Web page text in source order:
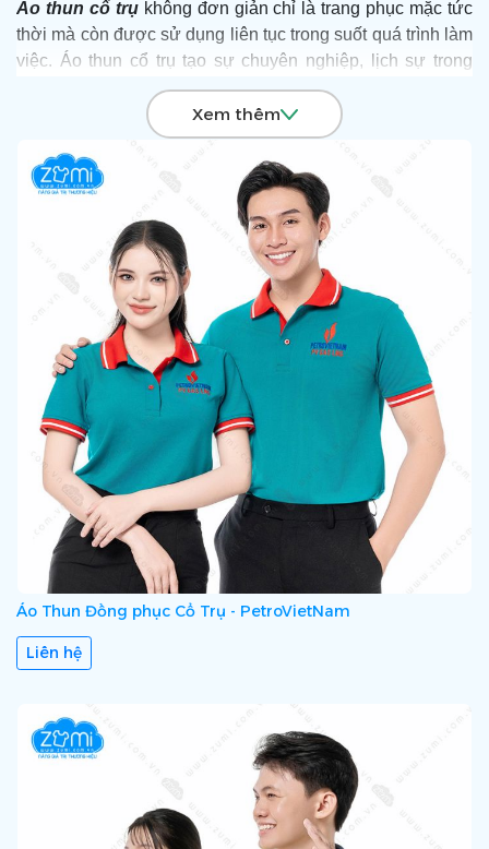
Áo thun cổ trụkhông đơn giản chỉ là trang phục mặc tức
thời mà còn được sử dụng liên tục trong suốt quá trình làm
việc. Áo thun cổ trụ tạo sự chuyên nghiệp, lịch sự trong
môi trường công sở. Mặc đẹp thôi chưa đủ, đồng phục còn
cần mang lại cảm giác thoải mái, dễ chịu cho người mặc
để cống hiến hết mình, tạo dựng thành công cho doanh
nghiệp. Chính vì vậy, áo thun cổ trụ như một sợi dây gắn
kết toàn thể nhân viên, xây dựng và phát triển thương hiệu
Để được tư vấn và sở hữu những mẫu áo thun cổ trụ với
giá ưu đãi nhất hãy liên hệ Hotline:0903 132 585
đưa ra giải pháp toàn diện và chuyên nghiệp để giúp quý
doanh nghiệp “Nâng Giá Trị Thương Hiệu” và gửi thông
điệp trọn vẹn tới khách hàng.
Xem thêm
Áo Thun Đồng phục Cổ Trụ - PetroVietNam
Liên hệ